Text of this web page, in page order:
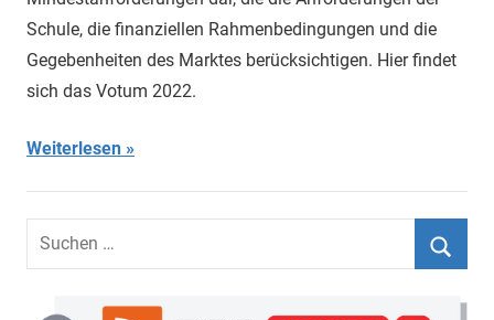
Schule, die finanziellen Rahmenbedingungen und die
Gegebenheiten des Marktes berücksichtigen. Hier findet
sich das Votum 2022.
Weiterlesen
Suchen
nach: